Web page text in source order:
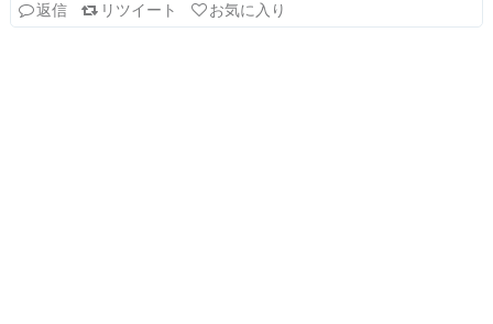
返信 リツイート お気に入り